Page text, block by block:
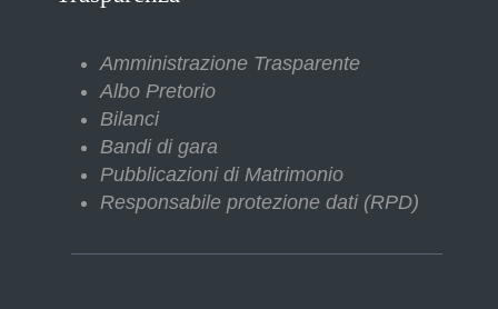
Amministrazione Trasparente
Albo Pretorio
Bilanci
Bandi di gara
Pubblicazioni di Matrimonio
Responsabile protezione dati (RPD)